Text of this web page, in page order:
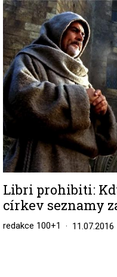
Image
Libri prohibiti:
církev seznamy
redakce 100+1 11.07.2016